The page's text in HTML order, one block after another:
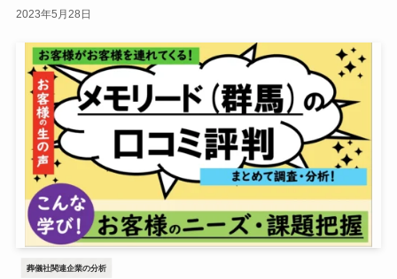
2023年5月28日
葬儀社関連企業の分析